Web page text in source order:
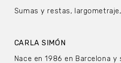
Sumas y restas,
CARLA SIMÓN
Nace en 1986 en Barcelona y